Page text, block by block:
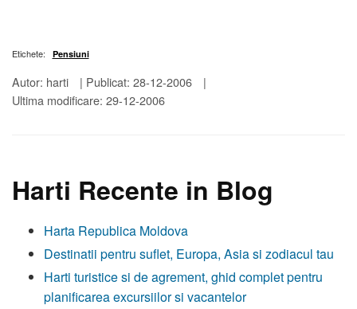
Etichete: Pensiuni
Autor: harti | Publicat: 28-12-2006
|
Ultima modificare: 29-12-2006
Harti Recente in Blog
Harta Republica Moldova
Destinatii pentru suflet, Europa, Asia si zodiacul tau
Harti turistice si de agrement, ghid complet pentru
planificarea excursiilor si vacantelor